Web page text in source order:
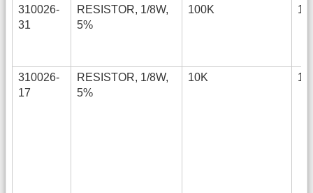
310026-
31
RESISTOR, 1/8W,
5%
100K
310026-
17
RESISTOR, 1/8W,
5%
10K